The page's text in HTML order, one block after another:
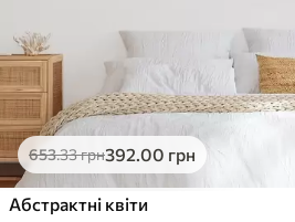
653.33грн392.00 грн
Абстрактні квіти